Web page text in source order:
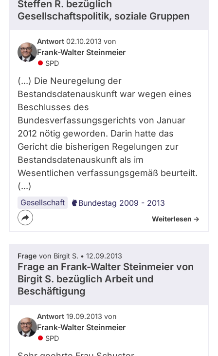
Steffen R. bezüglich
Gesellschaftspolitik, soziale Gruppen
Antwort 02.10.2013 von
Frank-Walter Steinmeier
SPD
(...) Die Neuregelung der
Bestandsdatenauskunft war wegen eines
Beschlusses des
Bundesverfassungsgerichts von Januar
2012 nötig geworden. Darin hatte das
Gericht die bisherigen Regelungen zur
Bestandsdatenauskunft als im
Wesentlichen verfassungsgemäß beurteilt.
(...)
Gesellschaft Bundestag 2009 - 2013
Weiterlesen ->
Frage von Birgit S. • 12.09.2013
Frage an Frank-Walter Steinmeier von
Birgit S. bezüglich Arbeit und
Beschäftigung
Antwort 19.09.2013 von
Frank-Walter Steinmeier
SPD